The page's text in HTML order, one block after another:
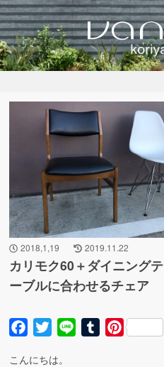
2018,1,19 2019.11.22
カリモク60＋ダイニングテ
ーブルに合わせるチェア
Facebook
Twitter Line TumblrPinterest
こんにちは。